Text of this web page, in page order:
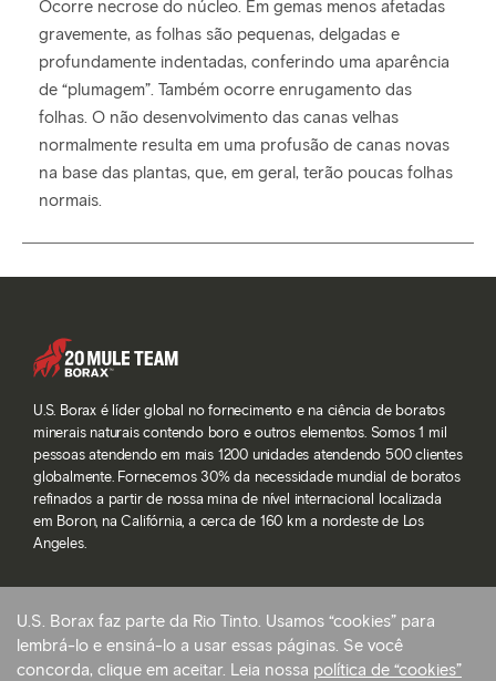
Ocorre necrose do núcleo. Em gemas menos afetadas
gravemente, as folhas são pequenas, delgadas e
profundamente indentadas, conferindo uma aparência
de “plumagem”. Também ocorre enrugamento das
folhas. O não desenvolvimento das canas velhas
normalmente resulta em uma profusão de canas novas
na base das plantas, que, em geral, terão poucas folhas
normais.
U.S. Borax é líder global no fornecimento e na ciência de boratos
minerais naturais contendo boro e outros elementos. Somos 1 mil
pessoas atendendo em mais 1200 unidades atendendo 500 clientes
globalmente. Fornecemos 30% da necessidade mundial de boratos
refinados a partir de nossa mina de nível internacional localizada
em Boron, na Califórnia, a cerca de 160 km a nordeste de Los
Angeles.
© 2026 Rio Tinto. Todos os direitos reservados.
Termos de serviço
U.S. Borax faz parte da Rio Tinto. Usamos “cookies” para
lembrá-lo e ensiná-lo a usar essas páginas. Se você
concorda, clique em aceitar. Leia nossa política de “cookies”